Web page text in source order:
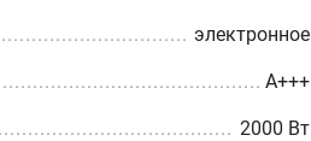
электронное
A+++
2000 Вт